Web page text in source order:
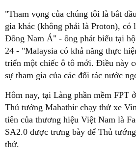
"Tham vọng của chúng tôi là bắt
gia khác (không phải là Proton),
Đông Nam Á" - ông phát biểu tại
24 - "Malaysia có khả năng thực
triển một chiếc ô tô mới. Điều này
sự tham gia của các đối tác nước
Hôm nay, tại Làng phần mềm FPT
Thủ tướng Mahathir chạy thử xe
tiên của thương hiệu Việt Nam là
SA2.0 được trưng bày để Thủ
thử.